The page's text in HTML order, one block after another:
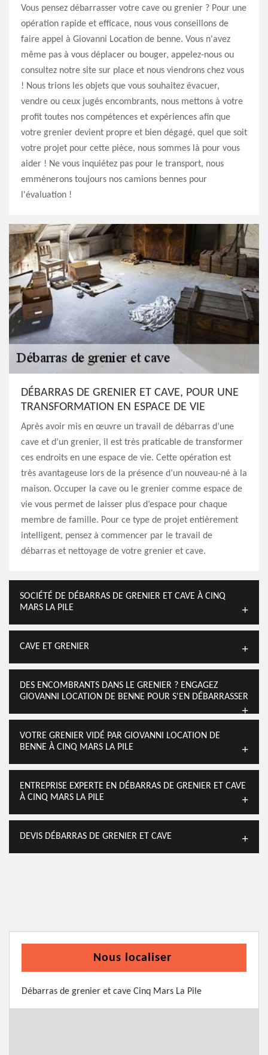
Vous pensez débarrasser votre cave ou grenier ? Pour une
opération rapide et efficace, nous vous conseillons de
faire appel à Giovanni Location de benne. Vous n'avez
même pas à vous déplacer ou bouger, appelez-nous ou
consultez notre site sur place et nous viendrons chez vous
! Nous trions les objets que vous souhaitez évacuer,
vendre ou ceux jugés encombrants, nous mettons à votre
profit toutes nos compétences et expériences afin que
votre grenier devient propre et bien dégagé, quel que soit
votre projet pour cette pièce, nous sommes là pour vous
aider ! Ne vous inquiétez pas pour le transport, nous
emmènerons toujours nos camions bennes pour
l'évaluation !
DÉBARRAS DE GRENIER ET CAVE, POUR UNE
TRANSFORMATION EN ESPACE DE VIE
Après avoir mis en œuvre un travail de débarras d’une
cave et d’un grenier, il est très praticable de transformer
ces endroits en une espace de vie. Cette opération est
très avantageuse lors de la présence d’un nouveau-né à la
maison. Occuper la cave ou le grenier comme espace de
vie vous permet de laisser plus d’espace pour chaque
membre de famille. Pour ce type de projet entièrement
intelligent, pensez à commencer par le travail de
débarras et nettoyage de votre grenier et cave.
SOCIÉTÉ DE DÉBARRAS DE GRENIER ET CAVE À CINQ
MARS LA PILE
CAVE ET GRENIER
DES ENCOMBRANTS DANS LE GRENIER ? ENGAGEZ
GIOVANNI LOCATION DE BENNE POUR S'EN DÉBARRASSER
VOTRE GRENIER VIDÉ PAR GIOVANNI LOCATION DE
BENNE À CINQ MARS LA PILE
ENTREPRISE EXPERTE EN DÉBARRAS DE GRENIER ET CAVE
À CINQ MARS LA PILE
DEVIS DÉBARRAS DE GRENIER ET CAVE
Nous localiser
Débarras de grenier et cave Cinq Mars La Pile